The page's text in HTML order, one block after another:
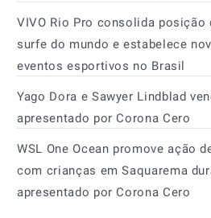
VIVO Rio Pro consolida
surfe do mundo e estabelece
eventos esportivos no Brasil
Yago Dora e Sawyer Lindblad
apresentado por Corona Cero
WSL One Ocean promove ação
com crianças em Saquarema
apresentado por Corona Cero